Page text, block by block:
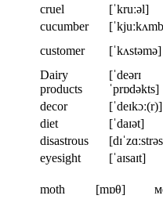
cruel
[ˈkruːəl]
cucumber
customer
[ˈkʌstəmə]
Dairy
products
[ˈdeərɪ
ˈprɒdəkts]
decor
[ˈdeɪkɔː(r)]
diet
[ˈdaɪət]
disastrous
eyesight
[ˈaɪsaɪt]
moth [mɒθ]